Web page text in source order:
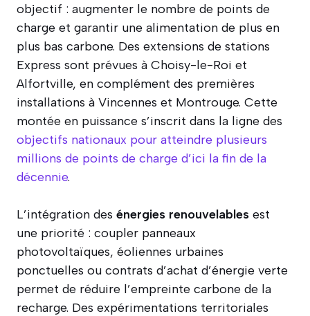
objectif : augmenter le nombre de points de
charge et garantir une alimentation de plus en
plus bas carbone. Des extensions de stations
Express sont prévues à Choisy-le-Roi et
Alfortville, en complément des premières
installations à Vincennes et Montrouge. Cette
montée en puissance s’inscrit dans la ligne des
objectifs nationaux pour atteindre plusieurs
millions de points de charge d’ici la fin de la
décennie.
L’intégration des énergies renouvelables est
une priorité : coupler panneaux
photovoltaïques, éoliennes urbaines
ponctuelles ou contrats d’achat d’énergie verte
permet de réduire l’empreinte carbone de la
recharge. Des expérimentations territoriales